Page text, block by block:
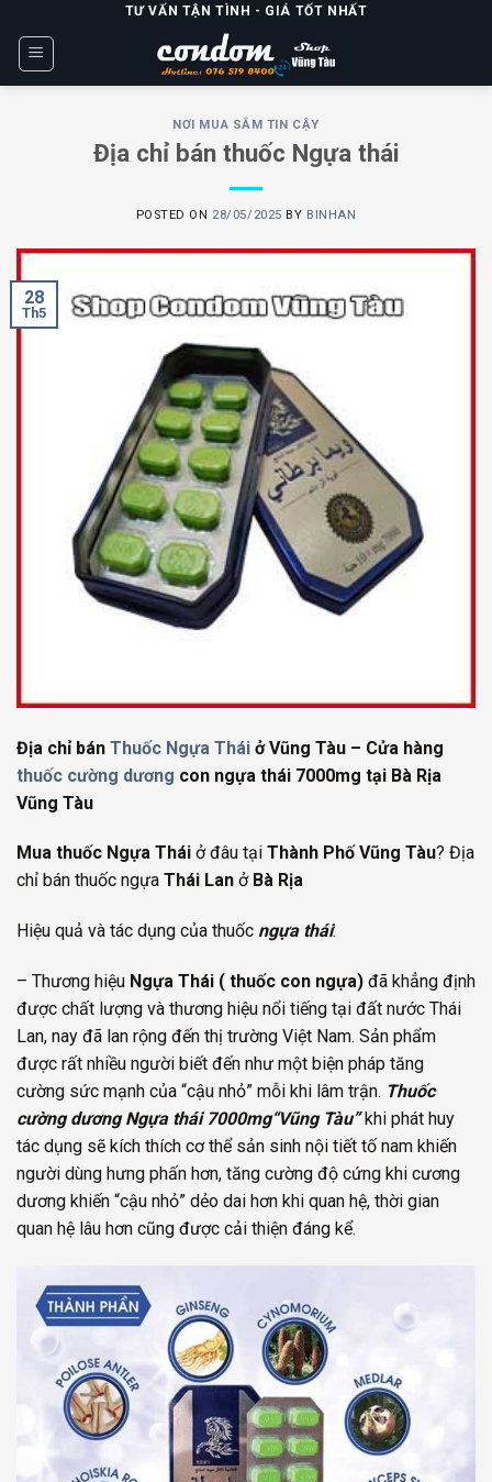
content
TƯ VẤN TẬN TÌNH - GIÁ TỐT NHẤT
NƠI MUA SẮM TIN CẬY
Địa chỉ bán thuốc Ngựa thái
POSTED ON 28/05/2025 BY BINHAN
28
Th5
Địa chỉ bán Thuốc Ngựa Thái ở Vũng Tàu – Cửa hàng
thuốc cường dương con ngựa thái 7000mg tại Bà Rịa
Vũng Tàu
Mua thuốc Ngựa Thái ở đâu tại Thành Phố Vũng Tàu? Địa
chỉ bán thuốc ngựa Thái Lan ở Bà Rịa
Hiệu quả và tác dụng của thuốc ngựa thái:
– Thương hiệu Ngựa Thái ( thuốc con ngựa) đã khẳng định
được chất lượng và thương hiệu nổi tiếng tại đất nước Thái
Lan, nay đã lan rộng đến thị trường Việt Nam. Sản phẩm
được rất nhiều người biết đến như một biện pháp tăng
cường sức mạnh của “cậu nhỏ” mỗi khi lâm trận. Thuốc
cường dương Ngựa thái 7000mg“Vũng Tàu”khi phát huy
tác dụng sẽ kích thích cơ thể sản sinh nội tiết tố nam khiến
người dùng hưng phấn hơn, tăng cường độ cứng khi cương
dương khiến “cậu nhỏ” dẻo dai hơn khi quan hệ, thời gian
quan hệ lâu hơn cũng được cải thiện đáng kể.